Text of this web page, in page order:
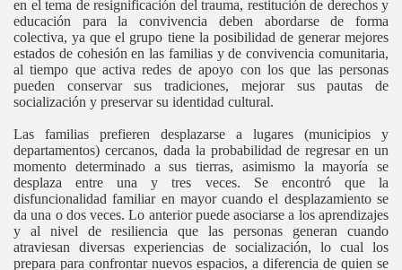
en el tema de resignificación del trauma, restitución de derechos y
educación para la convivencia deben abordarse de forma
colectiva, ya que el grupo tiene la posibilidad de generar mejores
estados de cohesión en las familias y de convivencia comunitaria,
al tiempo que activa redes de apoyo con los que las personas
pueden conservar sus tradiciones, mejorar sus pautas de
socialización y preservar su identidad cultural.
Las familias prefieren desplazarse a lugares (municipios y
departamentos) cercanos, dada la probabilidad de regresar en un
momento determinado a sus tierras, asimismo la mayoría se
desplaza entre una y tres veces. Se encontró que la
disfuncionalidad familiar en mayor cuando el desplazamiento se
da una o dos veces. Lo anterior puede asociarse a los aprendizajes
y al nivel de resiliencia que las personas generan cuando
atraviesan diversas experiencias de socialización, lo cual los
prepara para confrontar nuevos espacios, a diferencia de quien se